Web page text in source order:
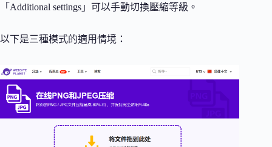
「Additional settings」可以手動切換壓縮等級。
以下是三種模式的適用情境：